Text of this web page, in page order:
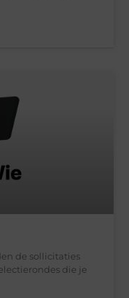
de sollicitaties
die je